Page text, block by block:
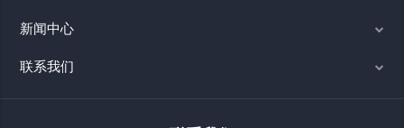
新闻中心
联系我们